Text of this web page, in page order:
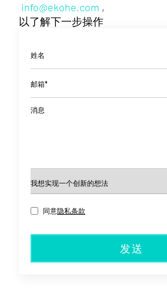
info@ekohe.com ,
以了解下一步操作
姓名
邮箱*
消息
同意隐私条款
发送